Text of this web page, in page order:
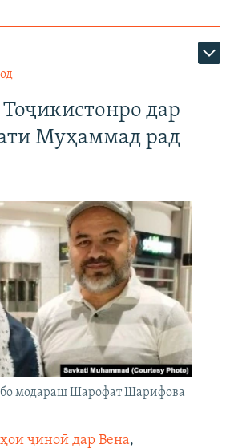
дар
Муҳаммад рад
модараш Шарофат Шарифова
ҷиноӣ дар Вена,